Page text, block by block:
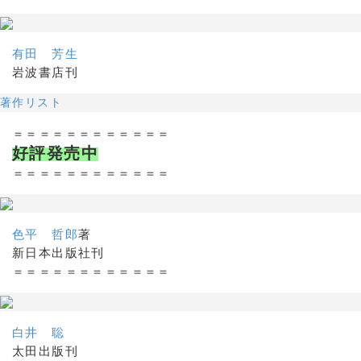
有田 芳生
岩波書店刊
著作リスト
＝＝＝＝＝＝＝＝＝＝＝＝
好評発売中
＝＝＝＝＝＝＝＝＝＝＝＝
色平 哲郎著
新日本出版社刊
＝＝＝＝＝＝＝＝＝＝＝＝
白井 聡
太田出版刊